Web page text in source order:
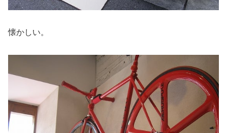
懐かしい。